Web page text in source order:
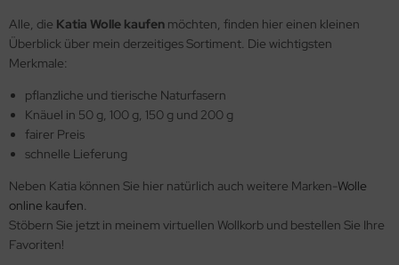
Alle, die Katia Wolle kaufen möchten, finden hier einen kleinen
Überblick über mein derzeitiges Sortiment. Die wichtigsten
Merkmale:
pflanzliche und tierische Naturfasern
Knäuel in 50 g, 100 g, 150 g und 200 g
fairer Preis
schnelle Lieferung
Neben Katia können Sie hier natürlich auch weitere Marken-Wolle
online kaufen.
Stöbern Sie jetzt in meinem virtuellen Wollkorb und bestellen Sie Ihre
Favoriten!